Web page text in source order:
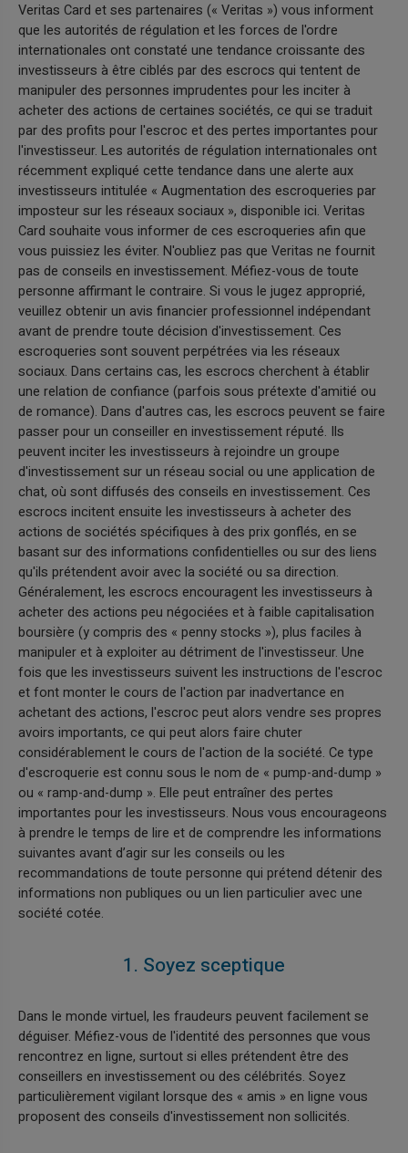
Veritas Card et ses partenaires (« Veritas ») vous informent
que les autorités de régulation et les forces de l'ordre
internationales ont constaté une tendance croissante des
investisseurs à être ciblés par des escrocs qui tentent de
manipuler des personnes imprudentes pour les inciter à
acheter des actions de certaines sociétés, ce qui se traduit
par des profits pour l'escroc et des pertes importantes pour
l'investisseur. Les autorités de régulation internationales ont
récemment expliqué cette tendance dans une alerte aux
investisseurs intitulée « Augmentation des escroqueries par
imposteur sur les réseaux sociaux », disponible ici. Veritas
Card souhaite vous informer de ces escroqueries afin que
vous puissiez les éviter. N'oubliez pas que Veritas ne fournit
pas de conseils en investissement. Méfiez-vous de toute
personne affirmant le contraire. Si vous le jugez approprié,
veuillez obtenir un avis financier professionnel indépendant
avant de prendre toute décision d'investissement. Ces
escroqueries sont souvent perpétrées via les réseaux
sociaux. Dans certains cas, les escrocs cherchent à établir
une relation de confiance (parfois sous prétexte d'amitié ou
de romance). Dans d'autres cas, les escrocs peuvent se faire
passer pour un conseiller en investissement réputé. Ils
peuvent inciter les investisseurs à rejoindre un groupe
d'investissement sur un réseau social ou une application de
chat, où sont diffusés des conseils en investissement. Ces
escrocs incitent ensuite les investisseurs à acheter des
actions de sociétés spécifiques à des prix gonflés, en se
basant sur des informations confidentielles ou sur des liens
qu'ils prétendent avoir avec la société ou sa direction.
Généralement, les escrocs encouragent les investisseurs à
acheter des actions peu négociées et à faible capitalisation
boursière (y compris des « penny stocks »), plus faciles à
manipuler et à exploiter au détriment de l'investisseur. Une
fois que les investisseurs suivent les instructions de l'escroc
et font monter le cours de l'action par inadvertance en
achetant des actions, l'escroc peut alors vendre ses propres
avoirs importants, ce qui peut alors faire chuter
considérablement le cours de l'action de la société. Ce type
d'escroquerie est connu sous le nom de « pump-and-dump »
ou « ramp-and-dump ». Elle peut entraîner des pertes
importantes pour les investisseurs. Nous vous encourageons
à prendre le temps de lire et de comprendre les informations
suivantes avant d’agir sur les conseils ou les
recommandations de toute personne qui prétend détenir des
informations non publiques ou un lien particulier avec une
société cotée.
1. Soyez sceptique
Dans le monde virtuel, les fraudeurs peuvent facilement se
déguiser. Méfiez-vous de l'identité des personnes que vous
rencontrez en ligne, surtout si elles prétendent être des
conseillers en investissement ou des célébrités. Soyez
particulièrement vigilant lorsque des « amis » en ligne vous
proposent des conseils d'investissement non sollicités.